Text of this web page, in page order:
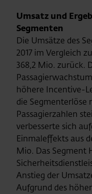
Umsatz und
Segmenten
Die Umsätze des
2017 im Vergleich
368,2 Mio. zurück.
höhere Incentive-
die Segmenterlöse
Passagierzahlen
verbesserte sich
Einmaleffekts aus
Mio. Das Segment
Anstieg der
Aufgrund des